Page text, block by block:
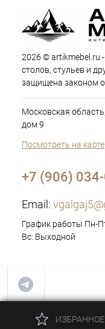
2026 © artikmebel.ru
столов, стульев и
защищена законом
Московская
дом 9
Посмотреть на карте
+7 (906)
Email:
График работы Пн-
Вс: Выходной
ИЗБРАННОЕ